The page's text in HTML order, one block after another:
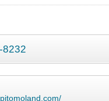
8232